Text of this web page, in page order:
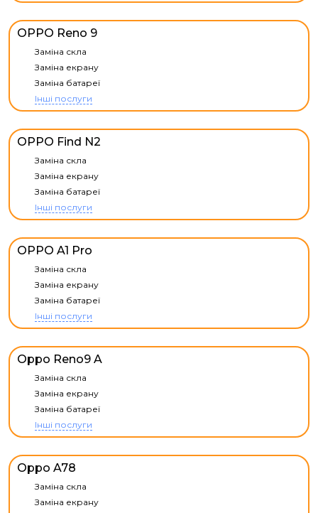
OPPO Reno 9
Заміна скла
Заміна екрану
Заміна батареї
Інші послуги
OPPO Find N2
Заміна скла
Заміна екрану
Заміна батареї
Інші послуги
OPPO A1 Pro
Заміна скла
Заміна екрану
Заміна батареї
Інші послуги
Oppo Reno9 A
Заміна скла
Заміна екрану
Заміна батареї
Інші послуги
Oppo A78
Заміна скла
Заміна екрану